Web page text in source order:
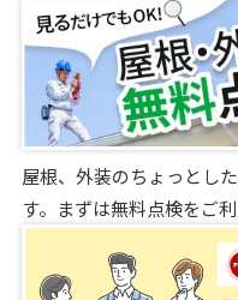
屋根、外装のちょっとし
す。まずは無料点検をご利